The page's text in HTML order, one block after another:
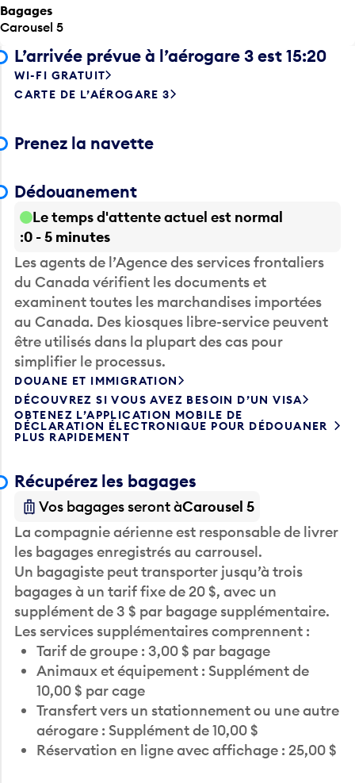
Bagages
Carousel 5
L’arrivée prévue à l’aérogare 3 est 15:20
WI-FI GRATUIT
CARTE DE L’AÉROGARE 3
Prenez la navette
Dédouanement
Le temps d'attente actuel est normal
0 - 5 minutes
Les agents de l’Agence des services frontaliers
du Canada vérifient les documents et
examinent toutes les marchandises importées
au Canada. Des kiosques libre-service peuvent
être utilisés dans la plupart des cas pour
simplifier le processus.
DOUANE ET IMMIGRATION
DÉCOUVREZ SI VOUS AVEZ BESOIN D’UN VISA
OBTENEZ L’APPLICATION MOBILE DE
DÉCLARATION ÉLECTRONIQUE POUR DÉDOUANER
PLUS RAPIDEMENT
Récupérez les bagages
Vos bagages seront àCarousel 5
La compagnie aérienne est responsable de livrer
les bagages enregistrés au carrousel.
Un bagagiste peut transporter jusqu’à trois
bagages à un tarif fixe de 20 $, avec un
supplément de 3 $ par bagage supplémentaire.
Les services supplémentaires comprennent :
Tarif de groupe : 3,00 $ par bagage
Animaux et équipement : Supplément de
10,00 $ par cage
Transfert vers un stationnement ou une autre
aérogare : Supplément de 10,00 $
Réservation en ligne avec affichage : 25,00 $